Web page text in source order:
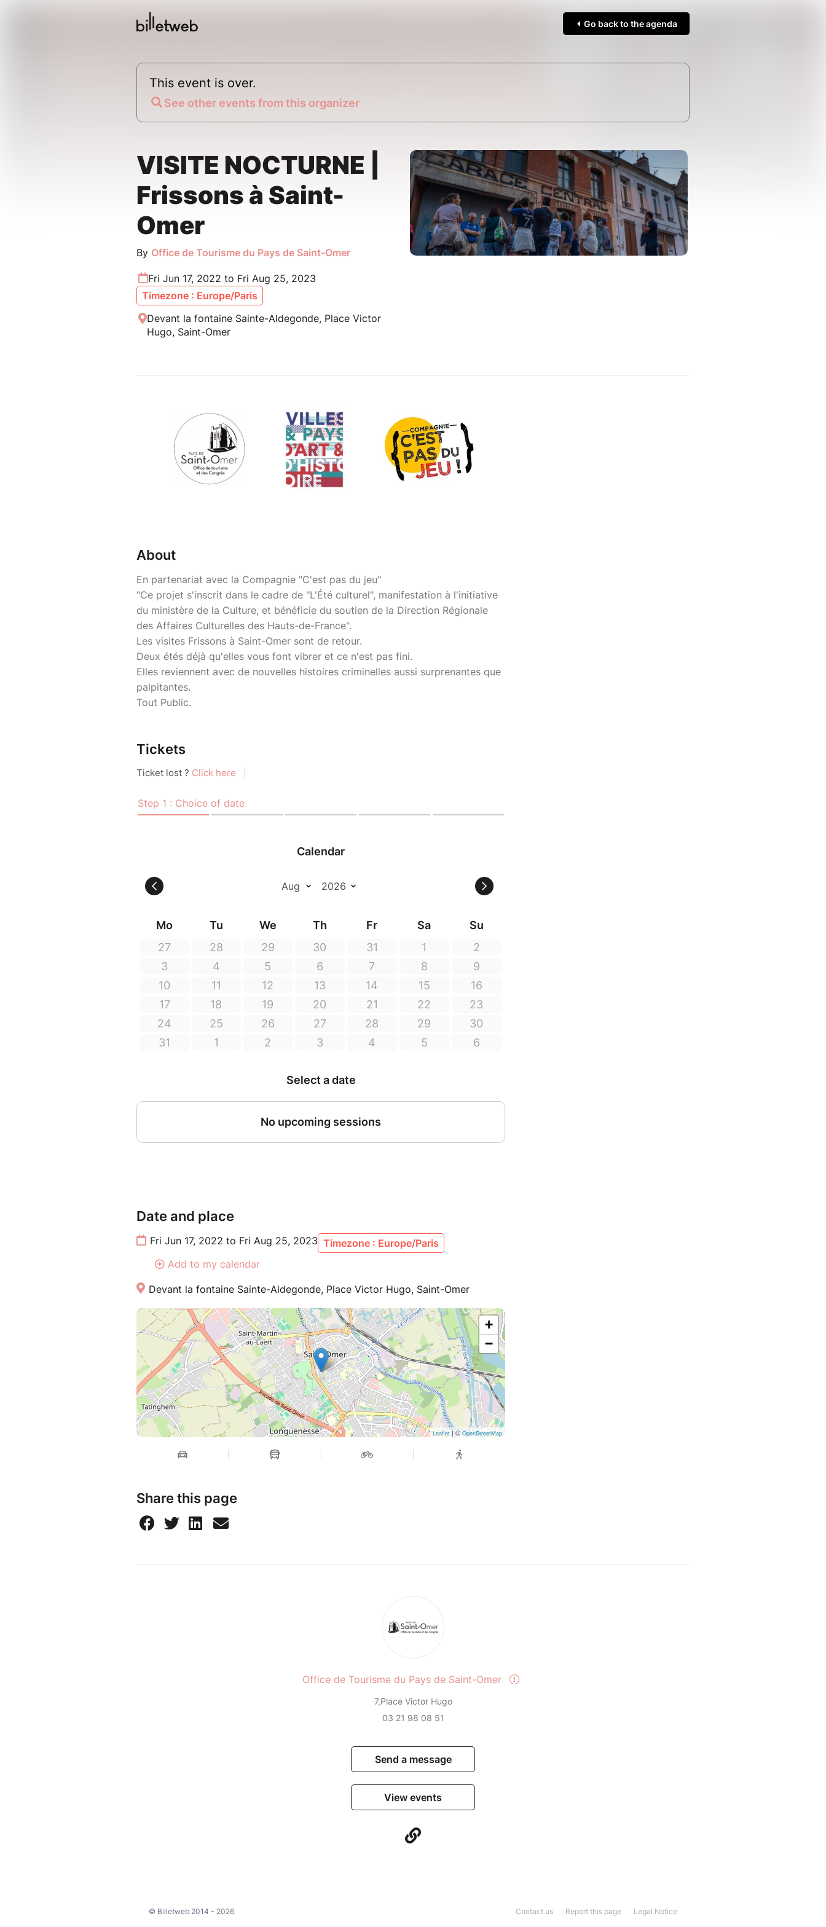
Go back to the agenda
This event is over.
See other events from this organizer
VISITE NOCTURNE |
Frissons à Saint-
Omer
By Office de Tourisme du Pays de Saint-Omer
Fri Jun 17, 2022 to Fri Aug 25, 2023
Timezone : Europe/Paris
Devant la fontaine Sainte-Aldegonde, Place Victor
Hugo, Saint-Omer
About
En partenariat avec la Compagnie "C'est pas du jeu"
"Ce projet s'inscrit dans le cadre de "L'Été culturel", manifestation à l'initiative
du ministère de la Culture, et bénéficie du soutien de la Direction Régionale
des Affaires Culturelles des Hauts-de-France".
Les visites Frissons à Saint-Omer sont de retour.
Deux étés déjà qu'elles vous font vibrer et ce n'est pas fini.
Elles reviennent avec de nouvelles histoires criminelles aussi surprenantes que
palpitantes.
Tout Public.
Tickets
Date and place
Fri Jun 17, 2022 to Fri Aug 25, 2023 Timezone : Europe/Paris
Add to my calendar
Devant la fontaine Sainte-Aldegonde, Place Victor Hugo, Saint-Omer
+
−
Leaflet| ©OpenStreetMap
Share this page
Office de Tourisme du Pays de Saint-Omer
7,Place Victor Hugo
03 21 98 08 51
Send a message
View events
© Billetweb 2014 - 2026 Legal Notice
Report this page
Contact us